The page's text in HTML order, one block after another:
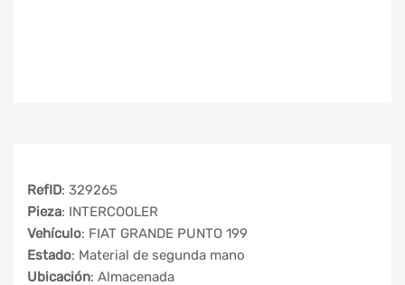
RefID: 329265
Pieza: INTERCOOLER
Vehículo: FIAT GRANDE PUNTO 199
Estado: Material de segunda mano
Ubicación: Almacenada